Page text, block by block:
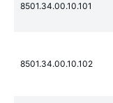
8501.34.00.10.101
8501.34.00.10.102